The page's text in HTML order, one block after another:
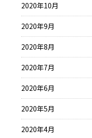
2020年10月
2020年9月
2020年8月
2020年7月
2020年6月
2020年5月
2020年4月